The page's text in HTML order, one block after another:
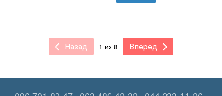
Назад 1 из 8 Вперед